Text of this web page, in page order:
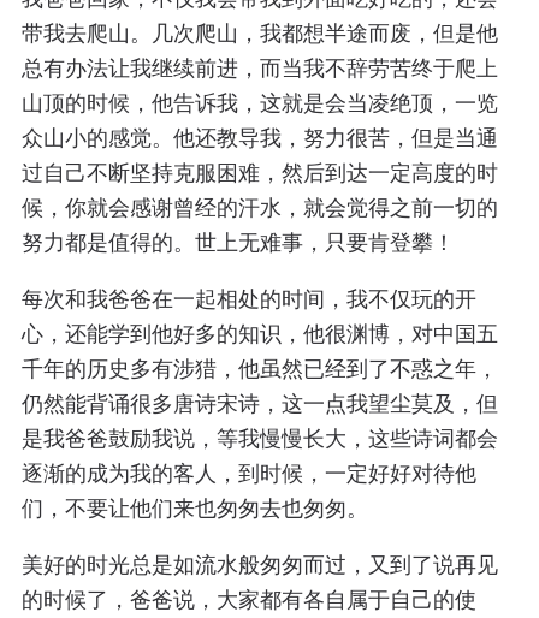
带我去爬山。几次爬山，我都想半途而废，但是他
总有办法让我继续前进，而当我不辞劳苦终于爬上
山顶的时候，他告诉我，这就是会当凌绝顶，一览
众山小的感觉。他还教导我，努力很苦，但是当通
过自己不断坚持克服困难，然后到达一定高度的时
候，你就会感谢曾经的汗水，就会觉得之前一切的
努力都是值得的。世上无难事，只要肯登攀！
每次和我爸爸在一起相处的时间，我不仅玩的开
心，还能学到他好多的知识，他很渊博，对中国五
千年的历史多有涉猎，他虽然已经到了不惑之年，
仍然能背诵很多唐诗宋诗，这一点我望尘莫及，但
是我爸爸鼓励我说，等我慢慢长大，这些诗词都会
逐渐的成为我的客人，到时候，一定好好对待他
们，不要让他们来也匆匆去也匆匆。
美好的时光总是如流水般匆匆而过，又到了说再见
的时候了，爸爸说，大家都有各自属于自己的使